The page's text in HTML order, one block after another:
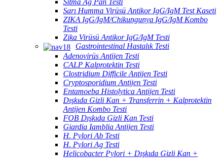
Sıtma Ag Pan Testi
Sarı Humma Virüsü Antikor IgG/IgM Test Kaseti
ZIKA IgG/IgM/Chikungunya IgG/IgM Kombo
Testi
Zika Virüsü Antikor IgG/IgM Testi
Gastrointestinal Hastalık Testi
Adenovirüs Antijen Testi
CALP Kalprotektin Testi
Clostridium Difficile Antijen Testi
Cryptosporidium Antijen Testi
Entamoeba Histolytica Antijen Testi
Dışkıda Gizli Kan + Transferrin + Kalprotektin
Antijen Kombo Testi
FOB Dışkıda Gizli Kan Testi
Giardia Iamblia Antijen Testi
H. Pylori Ab Testi
H. Pylori Ag Testi
Helicobacter Pylori + Dışkıda Gizli Kan +